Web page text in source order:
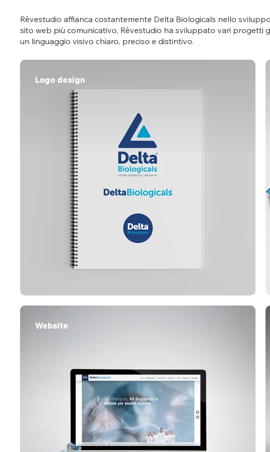
Rêvestudio affianca costantemente Delta Biologicals nello
sito web più comunicativo, Rêvestudio ha sviluppato vari progetti
un linguaggio visivo chiaro, preciso e distintivo.
Logo design
Website